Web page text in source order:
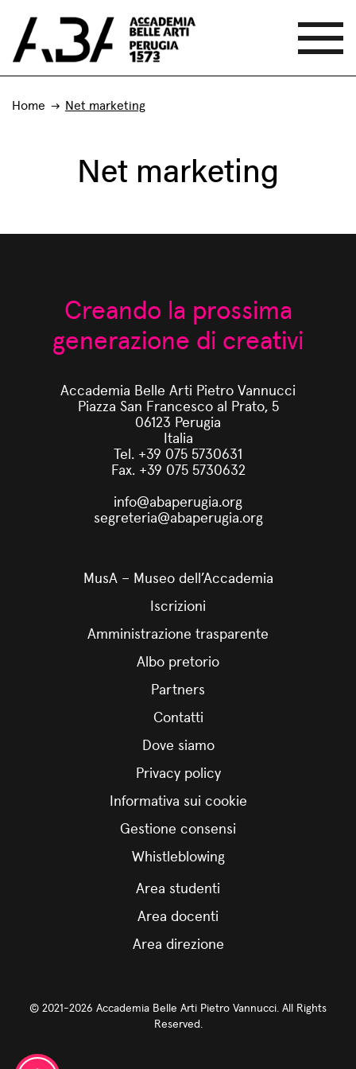
Home Net marketing
Net marketing
Creando la prossima
generazione di creativi
Accademia Belle Arti Pietro Vannucci
Piazza San Francesco al Prato, 5
06123 Perugia
Italia
Tel. +39 075 5730631
Fax. +39 075 5730632
info@abaperugia.org
segreteria@abaperugia.org
MusA – Museo dell’Accademia
Iscrizioni
Amministrazione trasparente
Albo pretorio
Partners
Contatti
Dove siamo
Privacy policy
Informativa sui cookie
Gestione consensi
Whistleblowing
Area studenti
Area docenti
Area direzione
© 2021-2026 Accademia Belle Arti Pietro Vannucci. All Rights
Reserved.